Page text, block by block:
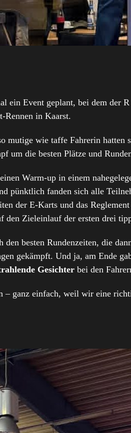
ein Event geplant, bei dem der R
in Kaarst.
mutige wie taffe Fahrerin
um die besten Plätze und
Warm‑up in einem
pünktlich fanden sich alle
der E-Karts und das
den Zieleinlauf der ersten drei
den besten Rundenzeiten, die
gekämpft. Und ja, am Ende
Gesichter bei den
– ganz einfach, weil wir eine